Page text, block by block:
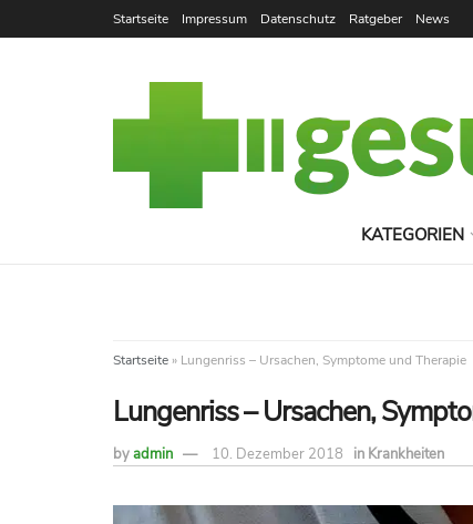
Startseite Impressum Datenschutz Ratgeber News
KATEGORIEN
Startseite » Lungenriss – Ursachen, Symptome und Therapie
Lungenriss – Ursachen,
byadmin 10. Dezember 2018 in Krankheiten